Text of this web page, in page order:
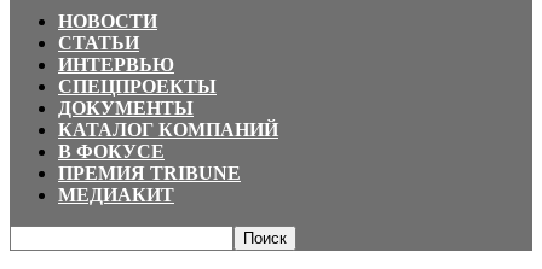
НОВОСТИ
СТАТЬИ
ИНТЕРВЬЮ
СПЕЦПРОЕКТЫ
ДОКУМЕНТЫ
КАТАЛОГ КОМПАНИЙ
В ФОКУСЕ
ПРЕМИЯ TRIBUNE
МЕДИАКИТ